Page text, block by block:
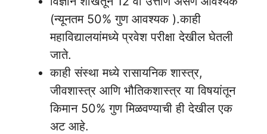
(न्यूनतम 50% गुण आवश्यक ).काही
महाविद्यालयांमध्ये प्रवेश परीक्षा देखील घेतली
जाते.
काही संस्था मध्ये रासायनिक शास्त्र,
जीवशास्त्र आणि भौतिकशास्त्र या विषयांतून
किमान 50% गुण मिळवण्याची ही देखील एक
अट आहे.